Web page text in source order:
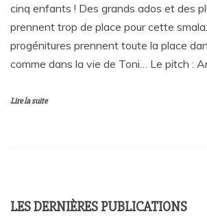
cinq enfants ! Des grands ados et des
prennent trop de place pour cette
progénitures prennent toute la place
comme dans la vie de Toni… Le pitch :
Lire la suite
LES DERNIÈRES PUBLICATIONS